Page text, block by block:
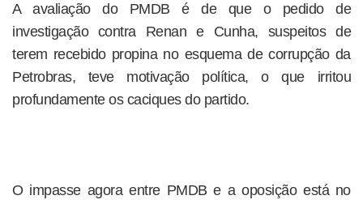
A avaliação do PMDB é de que o pedido de
investigação contra Renan e Cunha, suspeitos de
terem recebido propina no esquema de corrupção da
Petrobras, teve motivação política, o que irritou
profundamente os caciques do partido.
O impasse agora entre PMDB e a oposição está no